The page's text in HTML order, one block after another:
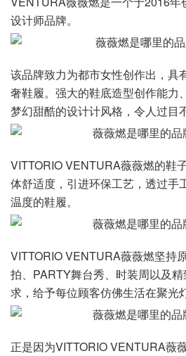
设计师品牌。
该品牌致力为都市女性创作出，具
奢鞋履。强大的鞋底造型创作能力
梦幻甜酷的设计计风格，令人过目
VITTORIO VENTURA薇薇燃的鞋
体舒适度，引进环保工艺，透过手
温度的鞋履。
VITTORIO VENTURA薇薇燃坚持
拍、PARTY舞台秀、时装周以及
求，给予每位顾客仿佛生活在聚光
正是因为VITTORIO VENTURA薇